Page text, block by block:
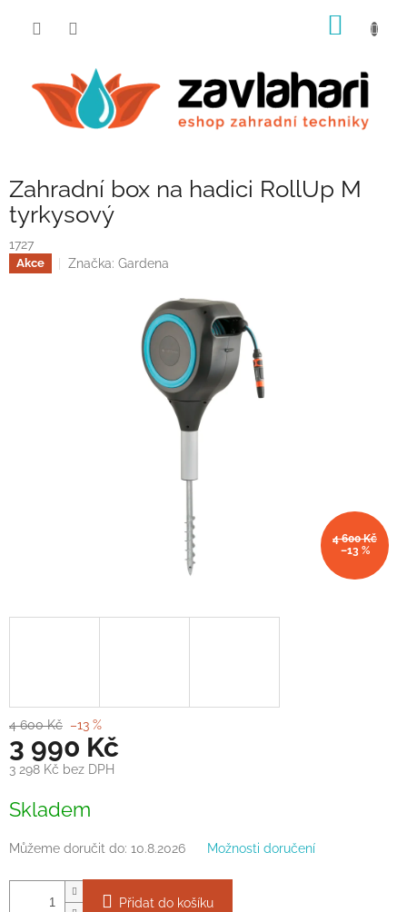
Zahradní box na hadici RollUp M
tyrkysový
1727
Akce Značka: Gardena
4 600 Kč
–13 %
4 600 Kč –13 %
3 990 Kč
3 298 Kč bez DPH
cena:
Skladem
Můžeme doručit do: 10.8.2026 Možnosti doručení
Přidat do košíku